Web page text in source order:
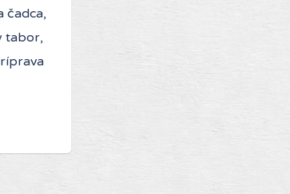
čadca,
tabor,